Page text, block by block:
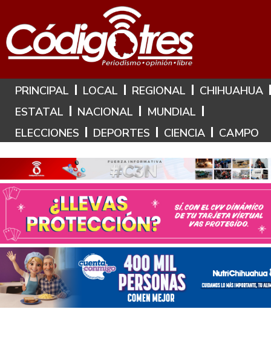
Hoy es: 7 de Agosto de 2026
PRINCIPAL LOCAL REGIONAL
CHIHUAHUA
ESTATAL
NACIONAL
MUNDIAL
ELECCIONES
DEPORTES CIENCIA CAMPO